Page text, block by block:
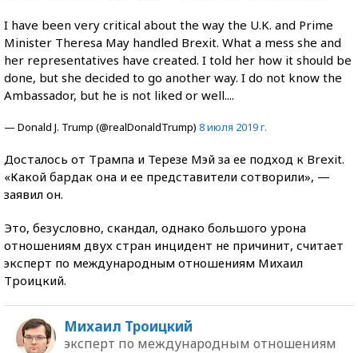
I have been very critical about the way the U.K. and Prime
Minister Theresa May handled Brexit. What a mess she and
her representatives have created. I told her how it should be
done, but she decided to go another way. I do not know the
Ambassador, but he is not liked or well....
— Donald J. Trump (@realDonaldTrump) 8 июля 2019 г.
Досталось от Трампа и Терезе Мэй за ее подход к Brexit.
«Какой бардак она и ее представители сотворили», —
заявил он.
Это, безусловно, скандал, однако большого урона
отношениям двух стран инцидент не причинит, считает
эксперт по международным отношениям Михаил
Троицкий.
Михаил Троицкий
эксперт по международным отношениям